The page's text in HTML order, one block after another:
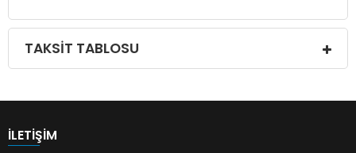
TAKSIT TABLOSU
İLETIŞIM